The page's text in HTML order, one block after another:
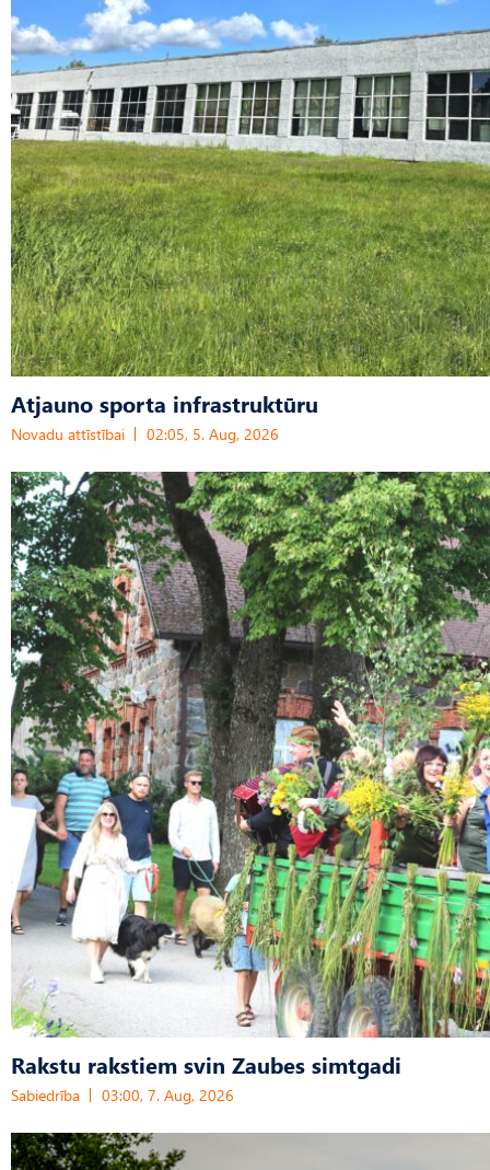
Atjauno sporta infrastruktūru
Novadu attīstībai 02:05, 5. Aug, 2026
Rakstu rakstiem svin Zaubes simtgadi
Sabiedrība 03:00, 7. Aug, 2026